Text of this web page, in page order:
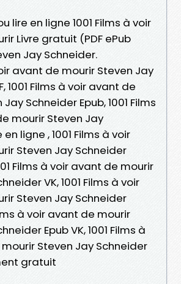
lire en ligne 1001 Films à voir
Livre gratuit (PDF ePub
Jay Schneider.
avant de mourir Steven Jay
1001 Films à voir avant de
Schneider Epub, 1001 Films
mourir Steven Jay
ligne , 1001 Films à voir
Steven Jay Schneider
Films à voir avant de mourir
VK, 1001 Films à voir
Steven Jay Schneider
à voir avant de mourir
Epub VK, 1001 Films à
Steven Jay Schneider
gratuit